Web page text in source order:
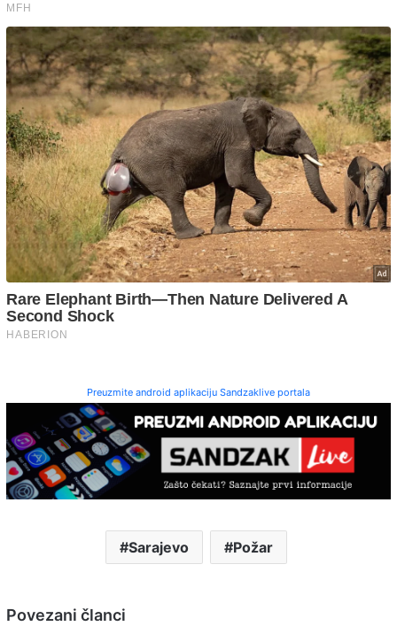
Preuzmite android aplikaciju Sandzaklive portala
Sarajevo Požar
Povezani članci